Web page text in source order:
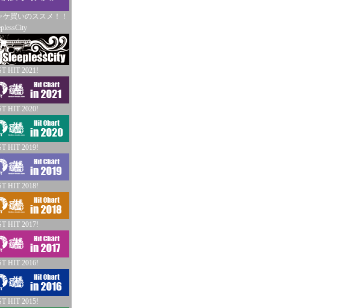
ケ買いのススメ！！
HIT 2021!
HIT 2020!
HIT 2019!
HIT 2018!
HIT 2017!
HIT 2016!
HIT 2015!